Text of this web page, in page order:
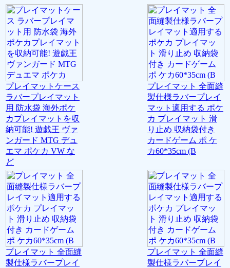
プレイマットケース
ラバープレイマット
用 防水袋 海外ポケ
カプレイマットを収
納可能! 遊戯王 ヴァ
ンガード MTG デュ
エマ ポケカ VW な
ど
プレイマット 全面縫
製仕様ラバープレイ
マット適用する ポケ
カ プレイマット 滑
り止め 収納袋付き
カードゲーム ポ ケ
カ60*35cm (B
プレイマット 全面縫
製仕様ラバープレイ
プレイマット 全面縫
製仕様ラバープレイ